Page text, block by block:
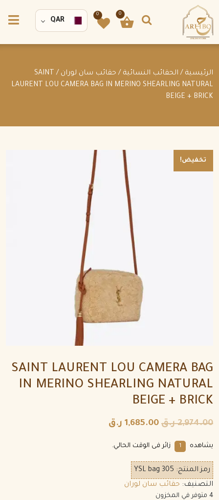
0
0
QAR
الرئيسية / الحقائب النسائية / حقائب سان لوران
/ SAINT
LAURENT LOU CAMERA BAG IN MERINO SHEARLING NATURAL
BEIGE + BRICK
تخفيض!
SAINT LAURENT LOU CAMERA BAG
IN MERINO SHEARLING NATURAL
BEIGE + BRICK
2,974.00 ر.ق 1,685.00 ر.ق
يشاهده 1 زائر فى الوقت الحالي.
رمز المنتج: YSL bag 305
التصنيف: حقائب سان لوران
4 متوفر في المخزون